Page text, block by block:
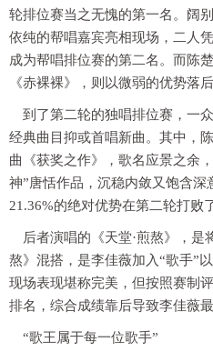
轮排位赛当之无愧的第一名。阔
依纯的帮唱嘉宾亮相现场，二人
成为帮唱排位赛的第二名。而陈
《赤裸裸》，则以微弱的优势落
到了第二轮的独唱排位赛，一
经典曲目抑或首唱新曲。其中，
曲《获奖之作》，歌名应景之余
神”唐恬作品，沉稳内敛又饱含深
21.36%的绝对优势在第二轮打败
后者演唱的《天堂·煎熬》，
熬》混搭，是李佳薇加入“歌手”
现场表现堪称完美，但按照赛制
排名，综合成绩靠后导致李佳薇最
“歌王属于每一位歌手”